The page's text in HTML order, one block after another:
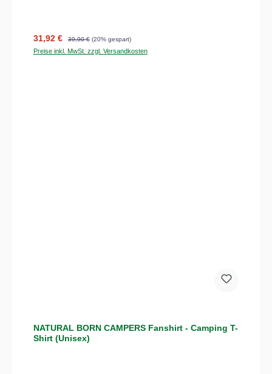
Verkaufspreis:
31,92 € Regulärer Preis:
39,90 € (20% gespart)
Preise inkl. MwSt. zzgl. Versandkosten
NATURAL BORN CAMPERS Fanshirt - Camping T-
Shirt (Unisex)